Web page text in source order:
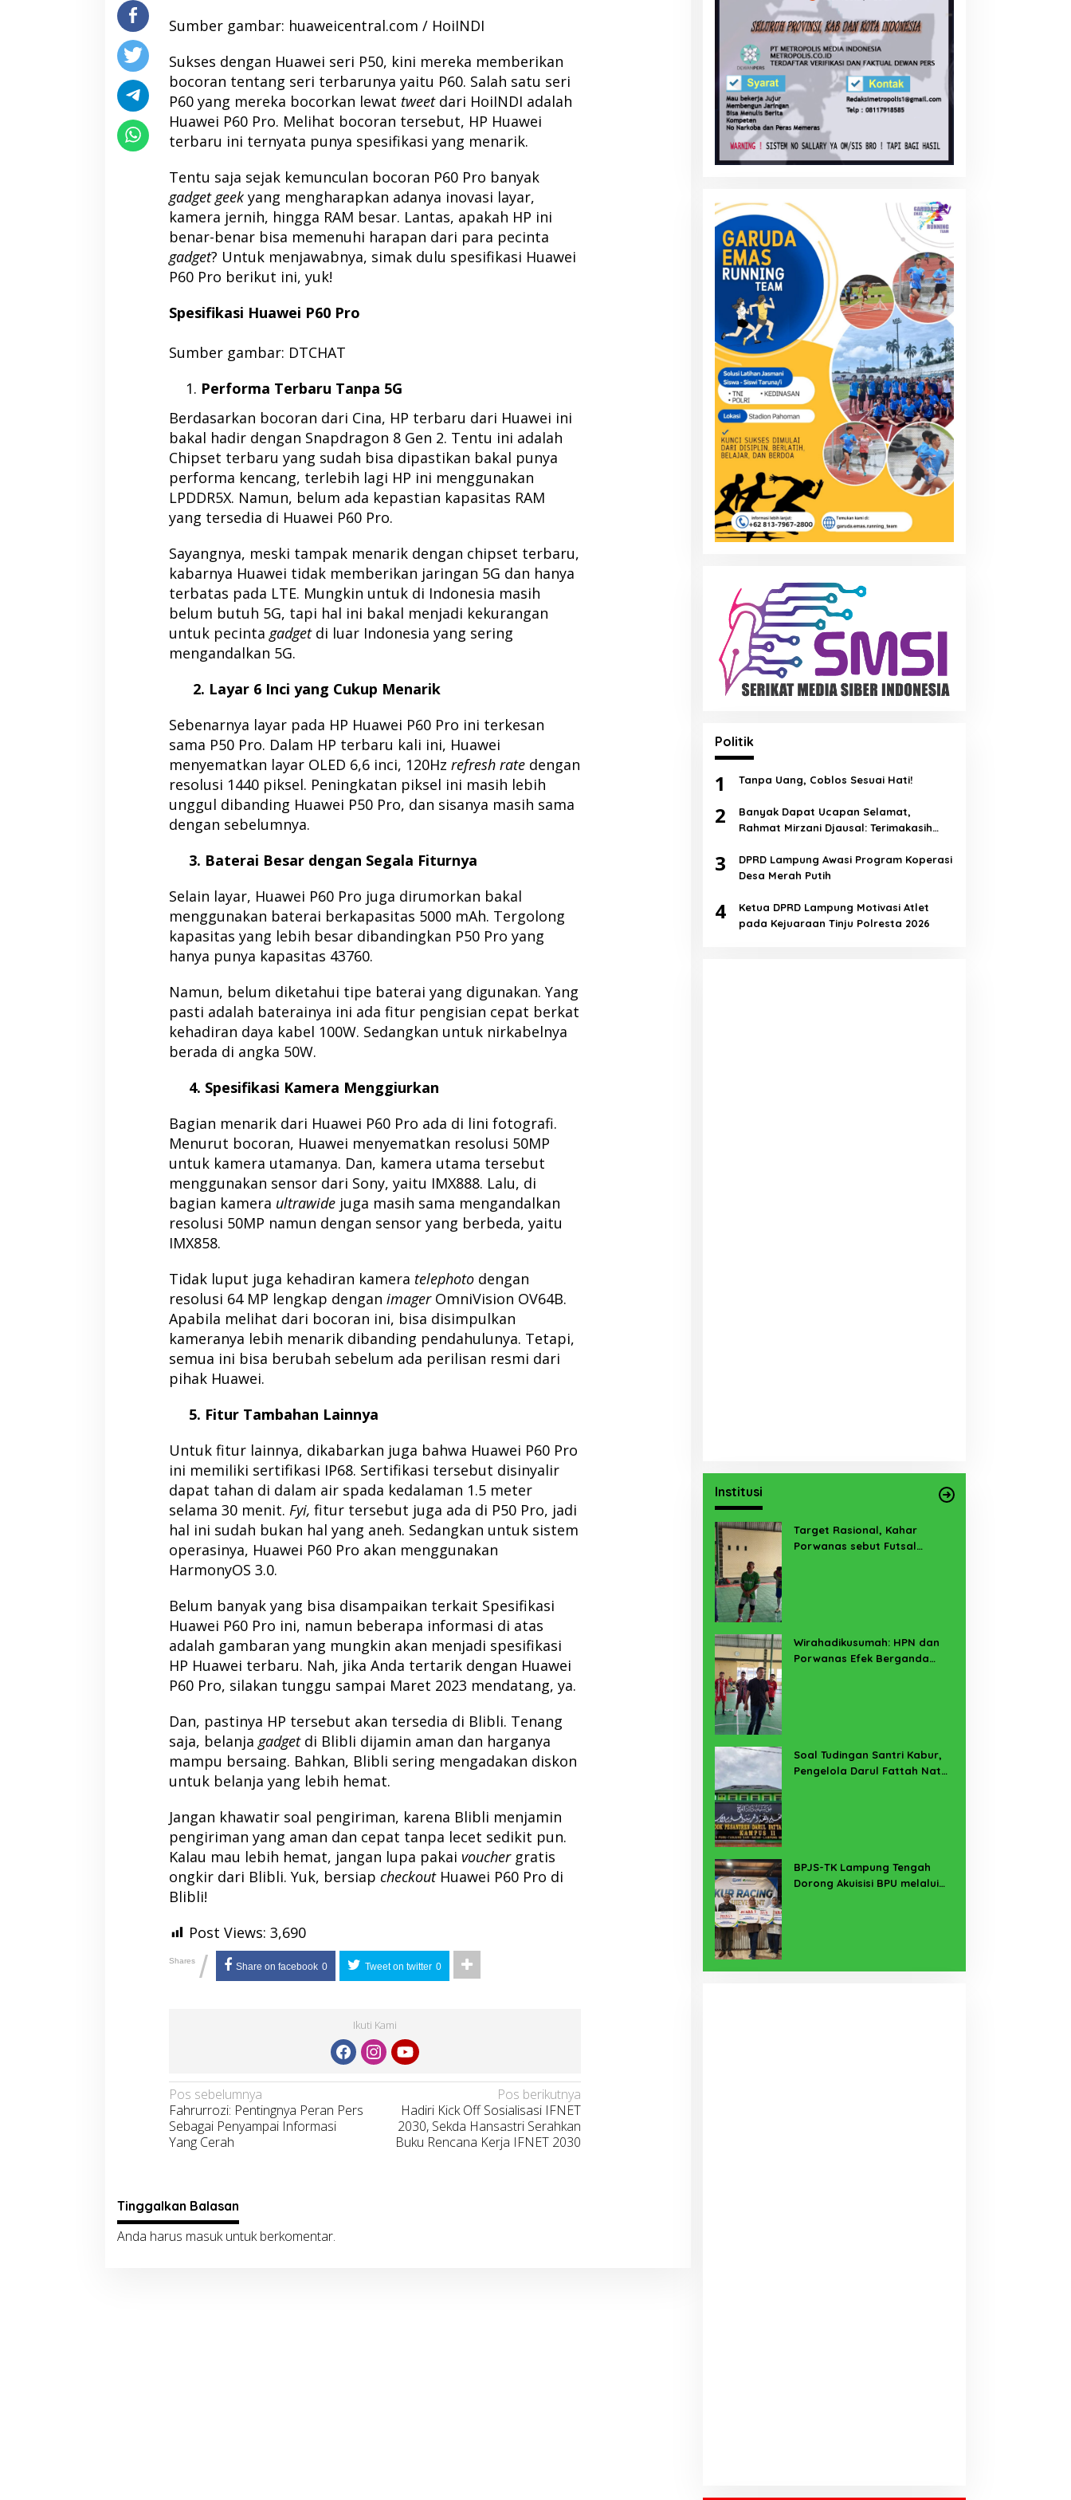
Sumber gambar: huaweicentral.com / HoiINDI
Sukses dengan Huawei seri P50, kini mereka memberikan
bocoran tentang seri terbarunya yaitu P60. Salah satu seri
P60 yang mereka bocorkan lewat tweet dari HoiINDI adalah
Huawei P60 Pro. Melihat bocoran tersebut, HP Huawei
terbaru ini ternyata punya spesifikasi yang menarik.
Tentu saja sejak kemunculan bocoran P60 Pro banyak
gadget geek yang mengharapkan adanya inovasi layar,
kamera jernih, hingga RAM besar. Lantas, apakah HP ini
benar-benar bisa memenuhi harapan dari para pecinta
gadget? Untuk menjawabnya, simak dulu spesifikasi Huawei
P60 Pro berikut ini, yuk!
Spesifikasi Huawei P60 Pro
Sumber gambar: DTCHAT
Performa Terbaru Tanpa 5G
Berdasarkan bocoran dari Cina, HP terbaru dari Huawei ini
bakal hadir dengan Snapdragon 8 Gen 2. Tentu ini adalah
Chipset terbaru yang sudah bisa dipastikan bakal punya
performa kencang, terlebih lagi HP ini menggunakan
LPDDR5X. Namun, belum ada kepastian kapasitas RAM
yang tersedia di Huawei P60 Pro.
Sayangnya, meski tampak menarik dengan chipset terbaru,
kabarnya Huawei tidak memberikan jaringan 5G dan hanya
terbatas pada LTE. Mungkin untuk di Indonesia masih
belum butuh 5G, tapi hal ini bakal menjadi kekurangan
untuk pecinta gadget di luar Indonesia yang sering
mengandalkan 5G.
2. Layar 6 Inci yang Cukup Menarik
Sebenarnya layar pada HP Huawei P60 Pro ini terkesan
sama P50 Pro. Dalam HP terbaru kali ini, Huawei
menyematkan layar OLED 6,6 inci, 120Hz refresh rate dengan
resolusi 1440 piksel. Peningkatan piksel ini masih lebih
unggul dibanding Huawei P50 Pro, dan sisanya masih sama
dengan sebelumnya.
3. Baterai Besar dengan Segala Fiturnya
Selain layar, Huawei P60 Pro juga dirumorkan bakal
menggunakan baterai berkapasitas 5000 mAh. Tergolong
kapasitas yang lebih besar dibandingkan P50 Pro yang
hanya punya kapasitas 43760.
Namun, belum diketahui tipe baterai yang digunakan. Yang
pasti adalah baterainya ini ada fitur pengisian cepat berkat
kehadiran daya kabel 100W. Sedangkan untuk nirkabelnya
berada di angka 50W.
4. Spesifikasi Kamera Menggiurkan
Bagian menarik dari Huawei P60 Pro ada di lini fotografi.
Menurut bocoran, Huawei menyematkan resolusi 50MP
untuk kamera utamanya. Dan, kamera utama tersebut
menggunakan sensor dari Sony, yaitu IMX888. Lalu, di
bagian kamera ultrawide juga masih sama mengandalkan
resolusi 50MP namun dengan sensor yang berbeda, yaitu
IMX858.
Tidak luput juga kehadiran kamera telephoto dengan
resolusi 64 MP lengkap dengan imager OmniVision OV64B.
Apabila melihat dari bocoran ini, bisa disimpulkan
kameranya lebih menarik dibanding pendahulunya. Tetapi,
semua ini bisa berubah sebelum ada perilisan resmi dari
pihak Huawei.
5. Fitur Tambahan Lainnya
Untuk fitur lainnya, dikabarkan juga bahwa Huawei P60 Pro
ini memiliki sertifikasi IP68. Sertifikasi tersebut disinyalir
dapat tahan di dalam air spada kedalaman 1.5 meter
selama 30 menit. Fyi, fitur tersebut juga ada di P50 Pro, jadi
hal ini sudah bukan hal yang aneh. Sedangkan untuk sistem
operasinya, Huawei P60 Pro akan menggunakan
HarmonyOS 3.0.
Belum banyak yang bisa disampaikan terkait Spesifikasi
Huawei P60 Pro ini, namun beberapa informasi di atas
adalah gambaran yang mungkin akan menjadi spesifikasi
HP Huawei terbaru. Nah, jika Anda tertarik dengan Huawei
P60 Pro, silakan tunggu sampai Maret 2023 mendatang, ya.
Dan, pastinya HP tersebut akan tersedia di Blibli. Tenang
saja, belanja gadget di Blibli dijamin aman dan harganya
mampu bersaing. Bahkan, Blibli sering mengadakan diskon
untuk belanja yang lebih hemat.
Jangan khawatir soal pengiriman, karena Blibli menjamin
pengiriman yang aman dan cepat tanpa lecet sedikit pun.
Kalau mau lebih hemat, jangan lupa pakai voucher gratis
ongkir dari Blibli. Yuk, bersiap checkout Huawei P60 Pro di
Blibli!
Post Views: 3,690
Shares / Share on facebook 0 Tweet on twitter 0
Ikuti Kami
Navigasi
pos
Pos sebelumnya
Fahrurrozi: Pentingnya Peran Pers
Sebagai Penyampai Informasi
Yang Cerah
Pos berikutnya
Hadiri Kick Off Sosialisasi IFNET
2030, Sekda Hansastri Serahkan
Buku Rencana Kerja IFNET 2030
Tinggalkan Balasan
Anda harus masukuntuk berkomentar.
Politik
1 Tanpa Uang, Coblos Sesuai Hati!
2
Banyak Dapat Ucapan Selamat,
Rahmat Mirzani Djausal: Terimakasih
3
DPRD Lampung Awasi Program Koperasi
Desa Merah Putih
4
Ketua DPRD Lampung Motivasi Atlet
pada Kejuaraan Tinju Polresta 2026
Institusi
Target Rasional, Kahar
Porwanas sebut Futsal
Wirahadikusumah: HPN dan
Porwanas Efek Berganda
Soal Tudingan Santri Kabur,
Pengelola Darul Fattah Natar
BPJS-TK Lampung Tengah
Dorong Akuisisi BPU melalui